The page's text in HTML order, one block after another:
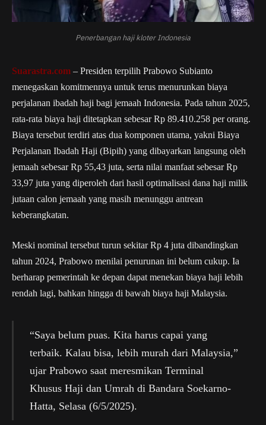
Penerbangan haji kloter Indonesia
Suarastra.com – Presiden terpilih Prabowo Subianto
menegaskan komitmennya untuk terus menurunkan biaya
perjalanan ibadah haji bagi jemaah Indonesia. Pada tahun 2025,
rata-rata biaya haji ditetapkan sebesar Rp 89.410.258 per orang.
Biaya tersebut terdiri atas dua komponen utama, yakni Biaya
Perjalanan Ibadah Haji (Bipih) yang dibayarkan langsung oleh
jemaah sebesar Rp 55,43 juta, serta nilai manfaat sebesar Rp
33,97 juta yang diperoleh dari hasil optimalisasi dana haji milik
jutaan calon jemaah yang masih menunggu antrean
keberangkatan.
Meski nominal tersebut turun sekitar Rp 4 juta dibandingkan
tahun 2024, Prabowo menilai penurunan ini belum cukup. Ia
berharap pemerintah ke depan dapat menekan biaya haji lebih
rendah lagi, bahkan hingga di bawah biaya haji Malaysia.
“Saya belum puas. Kita harus capai yang
terbaik. Kalau bisa, lebih murah dari Malaysia,”
ujar Prabowo saat meresmikan Terminal
Khusus Haji dan Umrah di Bandara Soekarno-
Hatta, Selasa (6/5/2025).